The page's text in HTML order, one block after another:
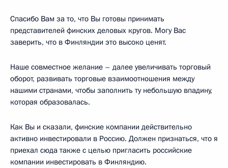
Спасибо Вам за то, что Вы готовы принимать
представителей финских деловых кругов. Могу Вас
заверить, что в Финляндии это высоко ценят.
Наше совместное желание – далее увеличивать торговый
оборот, развивать торговые взаимоотношения между
нашими странами, чтобы заполнить ту небольшую впадину,
которая образовалась.
Как Вы и сказали, финские компании действительно
активно инвестировали в Россию. Должен признаться, что я
приехал сюда также с целью пригласить российские
компании инвестировать в Финляндию.